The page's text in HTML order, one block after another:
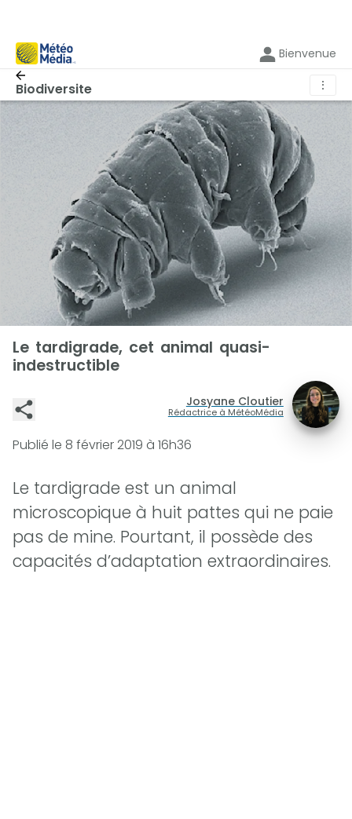
Bienvenue
Biodiversite ⋮
Le tardigrade, cet animal quasi-
indestructible
Josyane Cloutier
Rédactrice à MétéoMédia
Publié le 8 février 2019 à 16h36
Le tardigrade est un animal
microscopique à huit pattes qui ne paie
pas de mine. Pourtant, il possède des
capacités d’adaptation extraordinaires.